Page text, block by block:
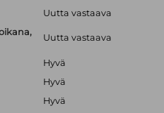
Uutta vastaava
Uutta vastaava
Hyvä
Hyvä
Hyvä